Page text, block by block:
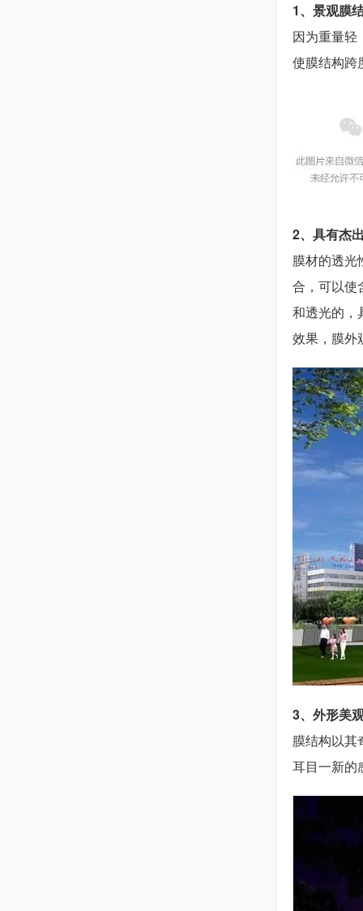
1、景观膜
因为重量轻
使膜结构跨
2、具有杰
膜材的透光
合，可以使
和透光的，
效果，膜外
3、外形美
膜结构以其
耳目一新的